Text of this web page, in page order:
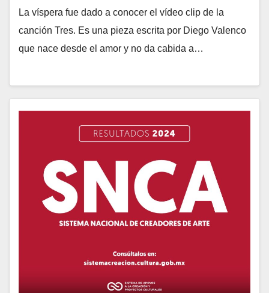
La víspera fue dado a conocer el vídeo clip de la
canción Tres. Es una pieza escrita por Diego Valenco
que nace desde el amor y no da cabida a…